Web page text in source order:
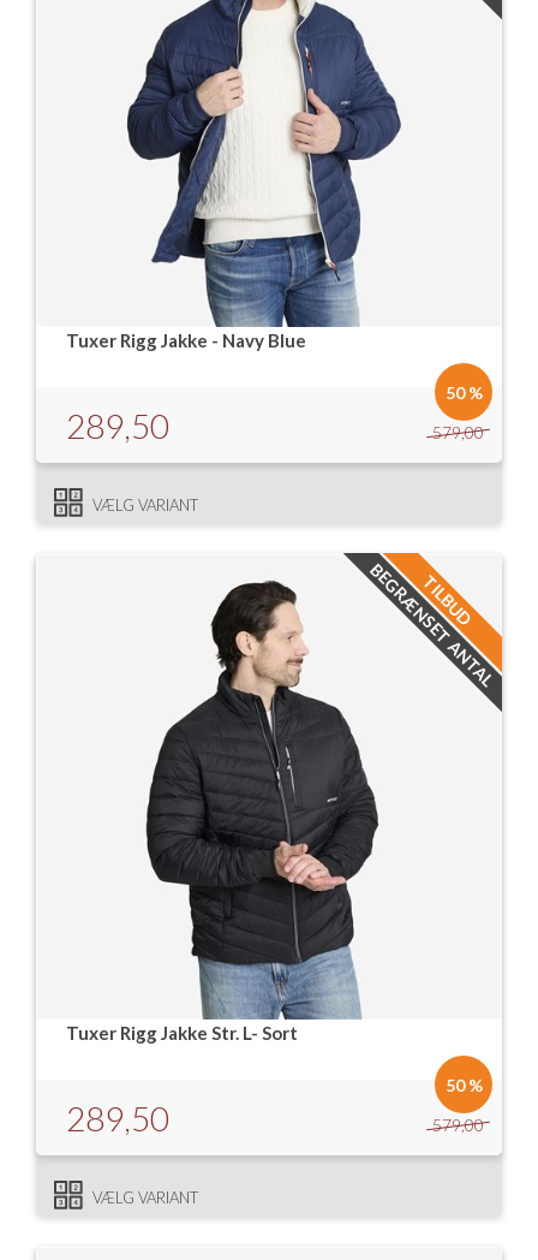
Tuxer Rigg Jakke - Navy Blue
579,00
289,50
50 %
VÆLG VARIANT
Tuxer Rigg Jakke Str. L- Sort
579,00
289,50
50 %
TILBUD
BEGRÆNSET ANTAL
VÆLG VARIANT